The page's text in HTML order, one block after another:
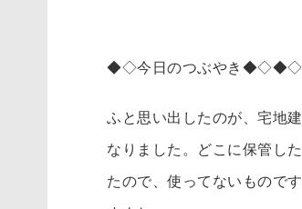
◆◇今日のつぶやき
ふと思い出したのが、宅地
なりました。どこに保管し
たので、使ってないもので